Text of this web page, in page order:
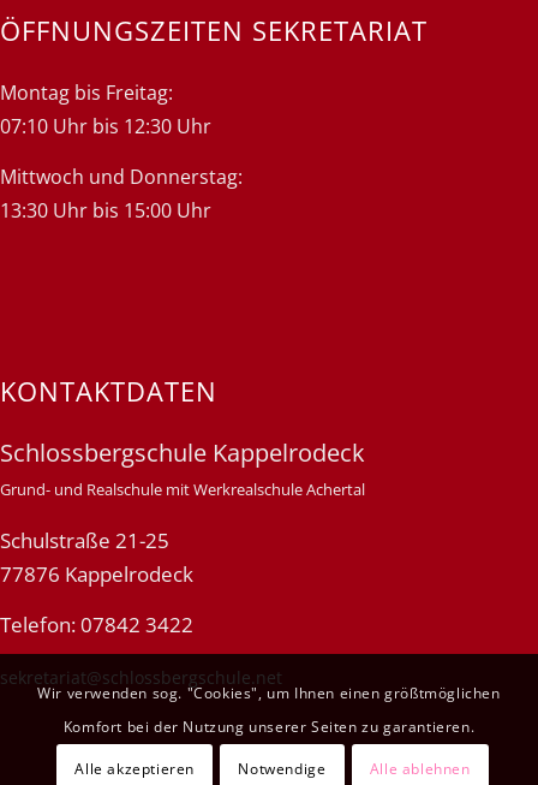
ÖFFNUNGSZEITEN SEKRETARIAT
Montag bis Freitag:
07:10 Uhr bis 12:30 Uhr
Mittwoch und Donnerstag:
13:30 Uhr bis 15:00 Uhr
KONTAKTDATEN
Schlossbergschule Kappelrodeck
Grund- und Realschule mit Werkrealschule Achertal
Schulstraße 21-25
77876 Kappelrodeck
Telefon: 07842 3422
sekretariat@schlossbergschule.net
Wir verwenden sog. "Cookies", um Ihnen einen größtmöglichen
Komfort bei der Nutzung unserer Seiten zu garantieren.
Alle akzeptieren Notwendige Alle ablehnen